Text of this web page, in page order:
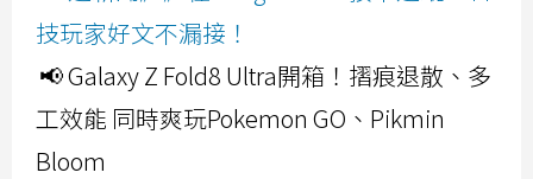
技玩家好文不漏接！
📢 Galaxy Z Fold8 Ultra開箱！摺痕退散、多
工效能 同時爽玩Pokemon GO、Pikmin
Bloom